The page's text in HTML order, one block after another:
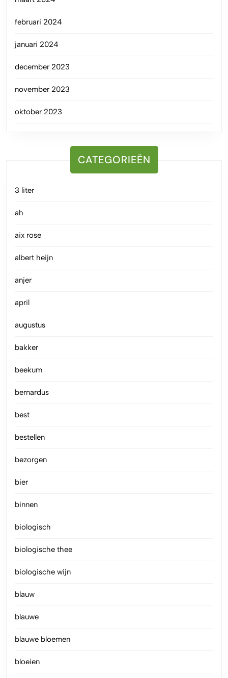
februari 2024
januari 2024
december 2023
november 2023
oktober 2023
CATEGORIEËN
3 liter
ah
aix rose
albert heijn
anjer
april
augustus
bakker
beekum
bernardus
best
bestellen
bezorgen
bier
binnen
biologisch
biologische thee
biologische wijn
blauw
blauwe
blauwe bloemen
bloeien